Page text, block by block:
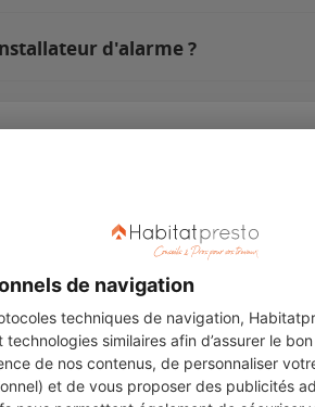
de navigation
techniques de navigation,
similaires afin d’assurer le
de nos contenus, de personnaliser
et de vous proposer des publicités
d'alarme ?
Revue de presse